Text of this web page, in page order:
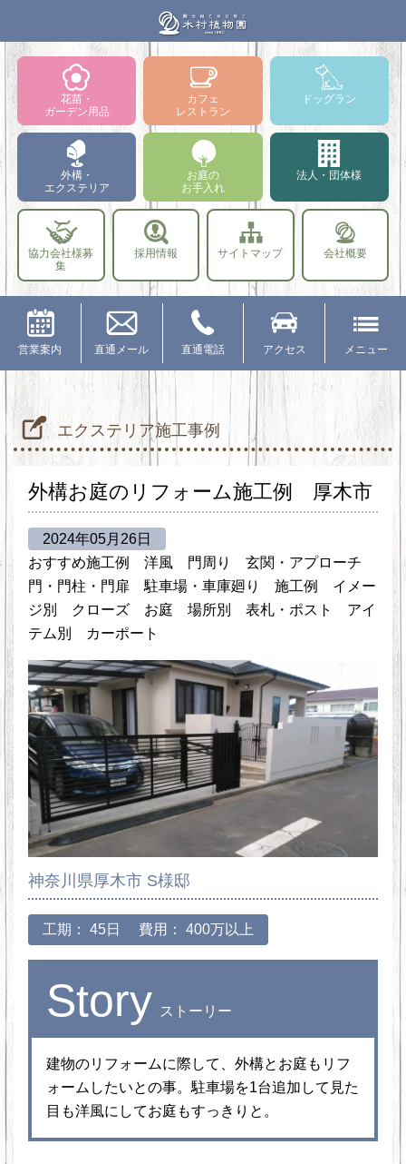
花苗・
ガーデン用品
カフェ
レストラン
ドッグラン
外構・
エクステリア
お庭の
お手入れ
法人・団体様
協力会社様募
集
採用情報 サイトマップ 会社概要
営業案内 直通メール 直通電話 アクセス メニュー
エクステリア施工事例
外構お庭のリフォーム施工例 厚木市
2024年05月26日
おすすめ施工例
洋風 門周り
玄関・アプローチ
門・門柱・門扉
駐車場・車庫廻り 施工例
イメー
ジ別
クローズ お庭 場所別 表札・ポスト
アイ
テム別
カーポート
神奈川県厚木市 S様邸
工期： 45日 費用： 400万以上
Story ストーリー
建物のリフォームに際して、外構とお庭もリフ
ォームしたいとの事。駐車場を1台追加して見た
目も洋風にしてお庭もすっきりと。